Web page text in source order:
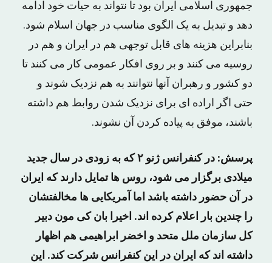
جمهوری اسلامی ایران بود تا نتواند به حیات خود ادامه
دهد و تبدیل به یک الگوی مناسب در جهان اسلام شود.
بنابراین هزینه های قابل توجهی هم در ایران و هم در
روسیه می کنند و بر روی افکار عمومی کار می کنند تا
دو کشور و رهبران آنها نتوانند به هم نزدیک شوند و
حتی اگر اراده ای برای نزدیک شدن روابط هم داشته
باشند، موفق به پیاده کردن آن نشوند.
پرسش: در کنفرانس ژنو ۲ که به زودی در سال جدید
میلادی برگزار می شود، روس ها تمایل دارند که ایران
در آن حضور داشته باشد اما آمریکایی ها مخالفتشان
را چندین بار اعلام کرده اند. اخیرا بان کی مون دبیر
کل سازمان ملل متحد و اخضر ابراهیمی هم اظهار
داشته اند که ایران در این کنفرانس شرکت کند. این